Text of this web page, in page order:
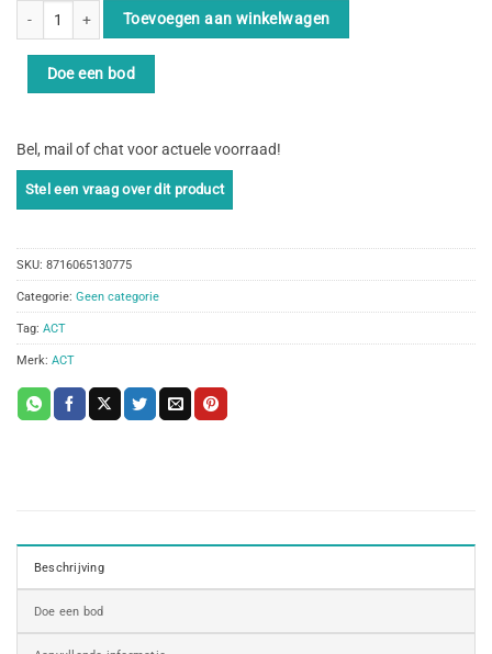
ACT Zwarte 0,5 meter LSZH U/UTP CAT6 patchkabel met RJ45 connectoren
Toevoegen aan winkelwagen
Doe een bod
Bel, mail of chat voor actuele voorraad!
SKU: 8716065130775
Categorie: Geen categorie
Tag: ACT
Merk: ACT
Beschrijving
Doe een bod